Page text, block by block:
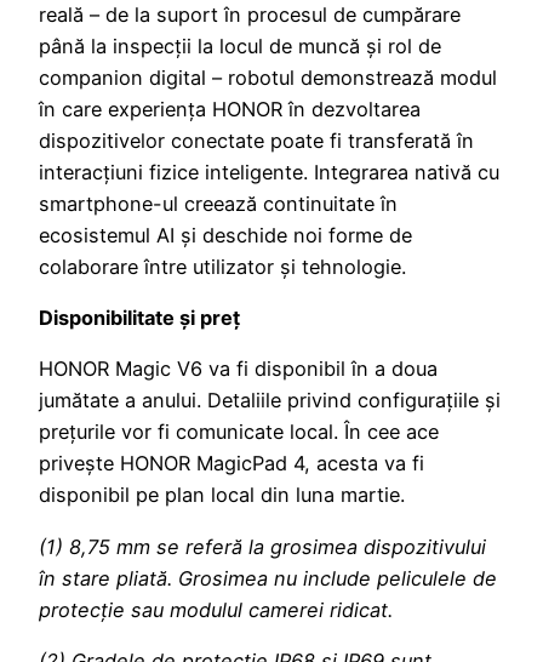
reală – de la suport în procesul de cumpărare
până la inspecții la locul de muncă și rol de
companion digital – robotul demonstrează modul
în care experiența HONOR în dezvoltarea
dispozitivelor conectate poate fi transferată în
interacțiuni fizice inteligente. Integrarea nativă cu
smartphone-ul creează continuitate în
ecosistemul AI și deschide noi forme de
colaborare între utilizator și tehnologie.
Disponibilitate și preț
HONOR Magic V6 va fi disponibil în a doua
jumătate a anului. Detaliile privind configurațiile și
prețurile vor fi comunicate local. În cee ace
privește HONOR MagicPad 4, acesta va fi
disponibil pe plan local din luna martie.
(1) 8,75 mm se referă la grosimea dispozitivului
în stare pliată. Grosimea nu include peliculele de
protecție sau modulul camerei ridicat.